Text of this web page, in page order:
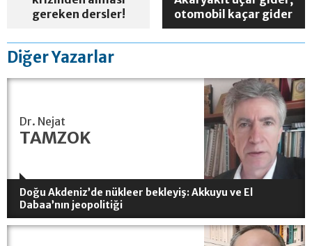
gereken dersler!
otomobil kaçar gider
Diğer Yazarlar
Dr. Nejat
TAMZOK
Doğu Akdeniz’de nükleer bekleyiş: Akkuyu ve El
Dabaa’nın jeopolitiği